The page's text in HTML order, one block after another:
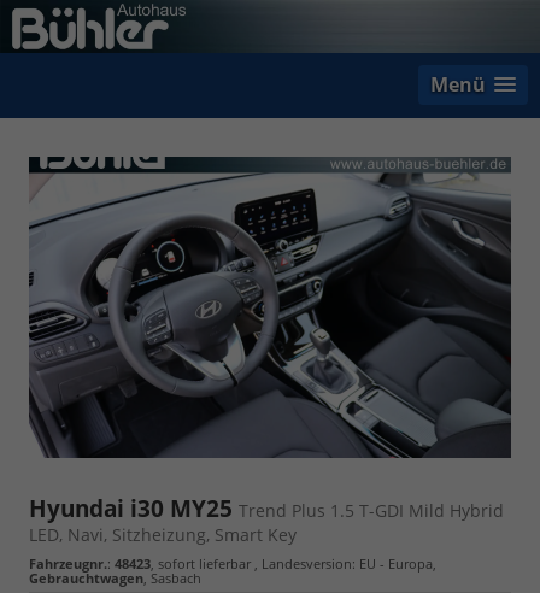
Menü
Hyundai i30 MY25 Trend Plus 1.5 T-GDI Mild Hybrid
LED, Navi, Sitzheizung, Smart Key
Fahrzeugnr.: 48423, sofort lieferbar , Landesversion: EU - Europa,
Gebrauchtwagen, Sasbach